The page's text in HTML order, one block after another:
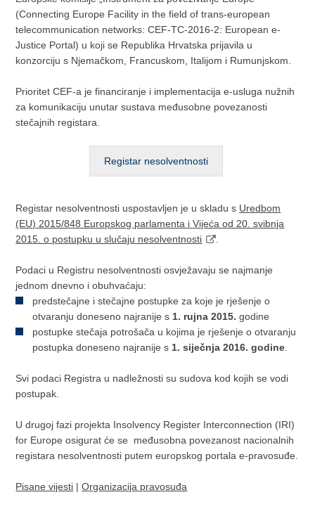
(Connecting Europe Facility in the field of trans-european
telecommunication networks: CEF-TC-2016-2: European e-
Justice Portal) u koji se Republika Hrvatska prijavila u
konzorciju s Njemačkom, Francuskom, Italijom i Rumunjskom.
Prioritet CEF-a je financiranje i implementacija e-usluga nužnih
za komunikaciju unutar sustava međusobne povezanosti
stečajnih registara.
Registar nesolventnosti
Registar nesolventnosti uspostavljen je u skladu s Uredbom
(EU) 2015/848 Europskog parlamenta i Vijeća od 20. svibnja
2015. o postupku u slučaju nesolventnosti
Podaci u Registru nesolventnosti osvježavaju se najmanje
jednom dnevno i obuhvaćaju:
predstečajne i stečajne postupke za koje je rješenje o
otvaranju doneseno najranije s 1. rujna 2015. godine
postupke stečaja potrošača u kojima je rješenje o otvaranju
postupka doneseno najranije s 1. siječnja 2016. godine
Svi podaci Registra u nadležnosti su sudova kod kojih se vodi
postupak.
U drugoj fazi projekta Insolvency Register Interconnection (IRI)
for Europe osigurat će se međusobna povezanost nacionalnih
registara nesolventnosti putem europskog portala e-pravosuđe.
Pisane vijesti |Organizacija pravosuđa